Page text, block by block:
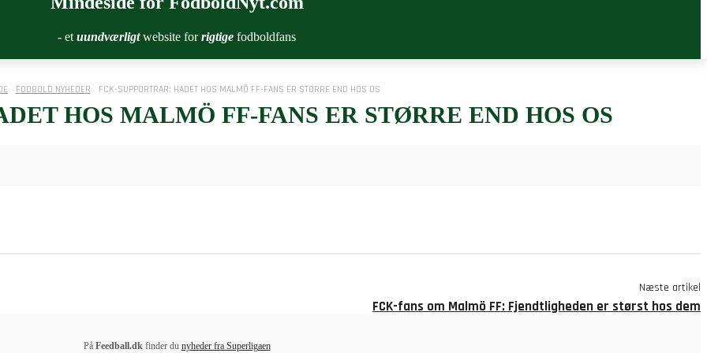
- et uundværligtwebsite forrigtige fodboldfans
FODBOLD NYHEDER FCK-SUPPORTRAR: HADET HOS MALMÖ FF-FANS ER STØRRE END HOS OS
HOS MALMÖ FF-FANS ER STØRRE END HOS OS
Næste artikel
FCK-fans om Malmö FF: Fjendtligheden er størst hos dem
På Feedball.dkfinder du nyheder fra Superligaen